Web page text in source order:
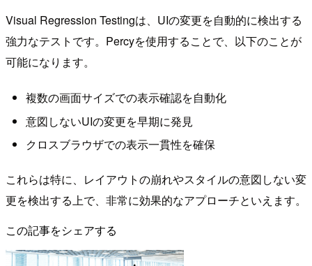
Visual Regression Testingは、UIの変更を自動的に検出する
強力なテストです。Percyを使用することで、以下のことが
可能になります。
複数の画面サイズでの表示確認を自動化
意図しないUIの変更を早期に発見
クロスブラウザでの表示一貫性を確保
これらは特に、レイアウトの崩れやスタイルの意図しない変
更を検出する上で、非常に効果的なアプローチといえます。
この記事をシェアする